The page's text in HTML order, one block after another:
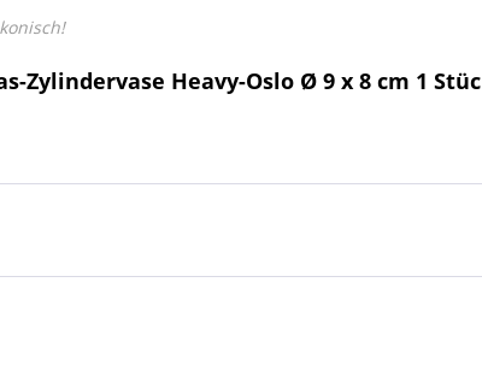
Zylindervase Heavy-Oslo Ø 9 x 8 cm 1